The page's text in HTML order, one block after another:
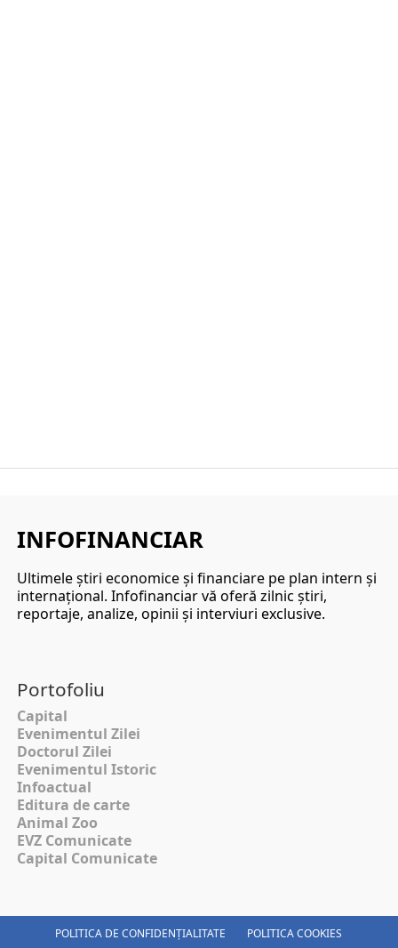
INFOFINANCIAR
Ultimele ştiri economice şi financiare pe plan intern şi
internaţional. Infofinanciar vă oferă zilnic ştiri,
reportaje, analize, opinii şi interviuri exclusive.
Portofoliu
Capital
Evenimentul Zilei
Doctorul Zilei
Evenimentul Istoric
Infoactual
Editura de carte
Animal Zoo
EVZ Comunicate
Capital Comunicate
POLITICA DE CONFIDENȚIALITATE
POLITICA COOKIES